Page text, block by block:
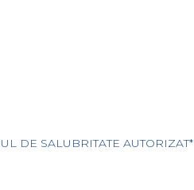
DE SALUBRITATE AUTORIZAT*